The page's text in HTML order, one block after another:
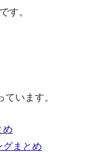
です。
ています。
め
グまとめ